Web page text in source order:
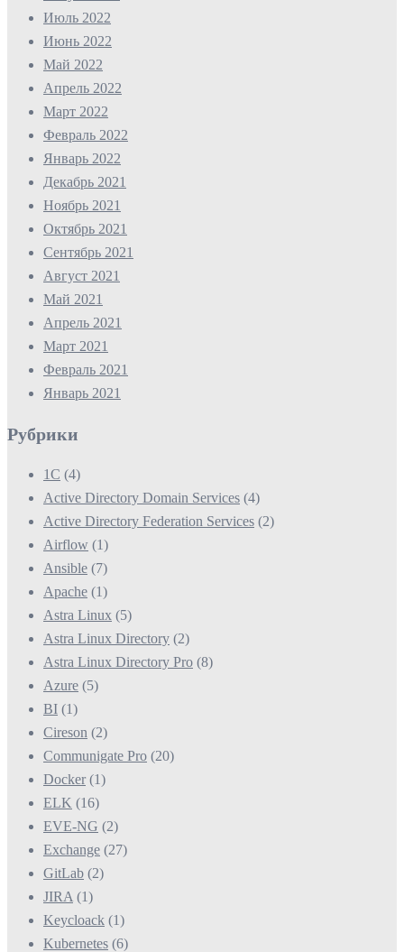
Июль 2022
Июнь 2022
Май 2022
Апрель 2022
Март 2022
Февраль 2022
Январь 2022
Декабрь 2021
Ноябрь 2021
Октябрь 2021
Сентябрь 2021
Август 2021
Май 2021
Апрель 2021
Март 2021
Февраль 2021
Январь 2021
Рубрики
1С (4)
Active Directory Domain Services (4)
Active Directory Federation Services (2)
Airflow (1)
Ansible (7)
Apache (1)
Astra Linux (5)
Astra Linux Directory (2)
Astra Linux Directory Pro (8)
Azure (5)
BI (1)
Cireson (2)
Communigate Pro (20)
Docker (1)
ELK (16)
EVE-NG (2)
Exchange (27)
GitLab (2)
JIRA (1)
Keycloack (1)
Kubernetes (6)